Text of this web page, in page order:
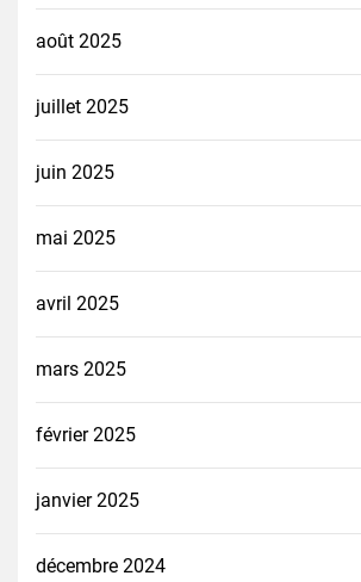
août 2025
juillet 2025
juin 2025
mai 2025
avril 2025
mars 2025
février 2025
janvier 2025
décembre 2024